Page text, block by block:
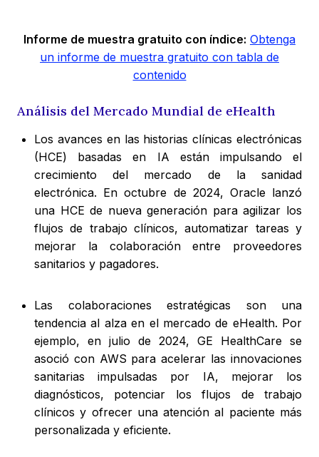
Informe de muestra gratuito con índice: Obtenga
un informe de muestra gratuito con tabla de
contenido
Análisis del Mercado Mundial de eHealth
Los avances en las historias clínicas electrónicas
(HCE) basadas en IA están impulsando el
crecimiento del mercado de la sanidad
electrónica. En octubre de 2024, Oracle lanzó
una HCE de nueva generación para agilizar los
flujos de trabajo clínicos, automatizar tareas y
mejorar la colaboración entre proveedores
sanitarios y pagadores.
Las colaboraciones estratégicas son una
tendencia al alza en el mercado de eHealth. Por
ejemplo, en julio de 2024, GE HealthCare se
asoció con AWS para acelerar las innovaciones
sanitarias impulsadas por IA, mejorar los
diagnósticos, potenciar los flujos de trabajo
clínicos y ofrecer una atención al paciente más
personalizada y eficiente.